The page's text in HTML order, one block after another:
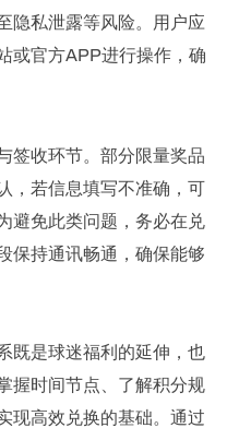
隐私泄露等风险。用户应
或官方APP进行操作，确
签收环节。部分限量奖品
，若信息填写不准确，可
避免此类问题，务必在兑
保持通讯畅通，确保能够
既是球迷福利的延伸，也
握时间节点、了解积分规
现高效兑换的基础。通过